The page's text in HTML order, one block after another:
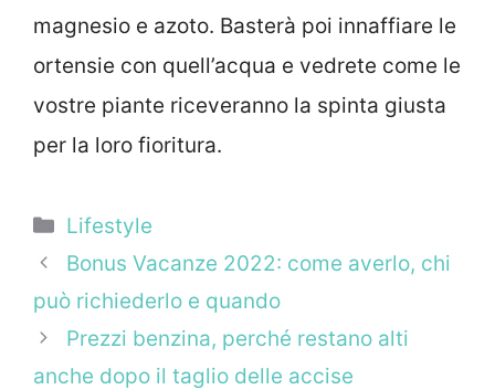
magnesio e azoto. Basterà poi innaffiare le
ortensie con quell’acqua e vedrete come le
vostre piante riceveranno la spinta giusta
per la loro fioritura.
Categorie
Lifestyle
Bonus Vacanze 2022: come averlo, chi
può richiederlo e quando
Prezzi benzina, perché restano alti
anche dopo il taglio delle accise